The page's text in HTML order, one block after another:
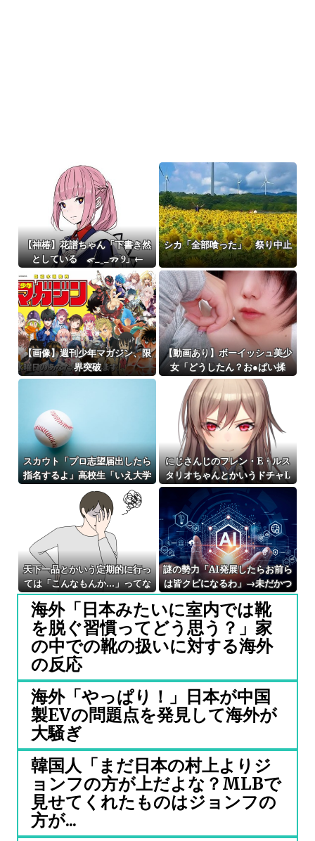
【神椿】花譜ちゃん「下書き然
としている ᯠ_ ̫ _ᯄ Ⳋ」←
『中々の出来栄え』『ナンスカ
の地上絵好き』
シカ「全部喰った」 祭り中止
【画像】週刊少年マガジン、限
界突破
【動画あり】ボーイッシュ美少
女「どうしたん？お●ぱい揉
む？❤」
スカウト「プロ志望届出したら
指名するよ」高校生「いえ大学
か社会人に行きます」これ
にじさんじのフレン・E・ルス
タリオちゃんとかいうドチャL
OVEｗｗｗ
天下一品とかいう定期的に行っ
ては「こんなもんか…」ってな
るラーメン屋wwwwwww
謎の勢力「AI発展したらお前ら
は皆クビになるわ」→未だかつ
てAIのせいで失業したG民が0
人の理由
海外「日本みたいに室内では靴
を脱ぐ習慣ってどう思う？」家
の中での靴の扱いに対する海外
の反応
海外「やっぱり！」日本が中国
製EVの問題点を発見して海外が
大騒ぎ
韓国人「まだ日本の村上よりジ
ョンフの方が上だよな？MLBで
見せてくれたものはジョンフの
方が...